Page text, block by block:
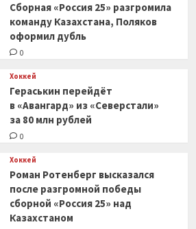
Сборная «Россия 25» разгромила
команду Казахстана, Поляков
оформил дубль
0
Хоккей
Гераськин перейдёт
в «Авангард» из «Северстали»
за 80 млн рублей
0
Хоккей
Роман Ротенберг высказался
после разгромной победы
сборной «Россия 25» над
Казахстаном